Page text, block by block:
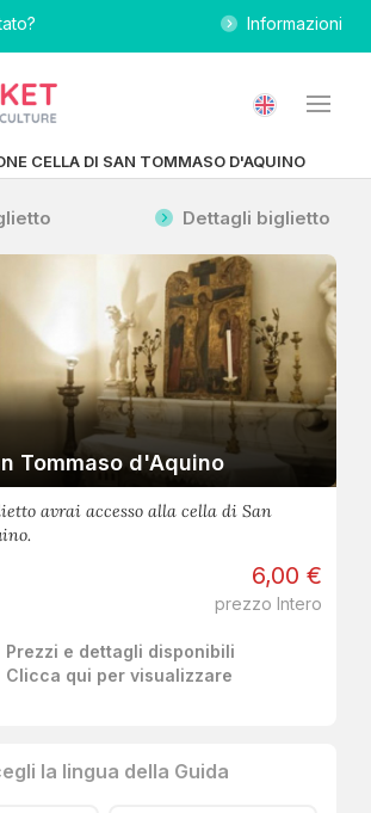
Informazioni
CELLA DI SAN TOMMASO D'AQUINO
Dettagli biglietto
Tommaso d'Aquino
avrai accesso alla cella di San
6,00 €
prezzo Intero
Prezzi e dettagli disponibili
Clicca qui per visualizzare
la lingua della Guida